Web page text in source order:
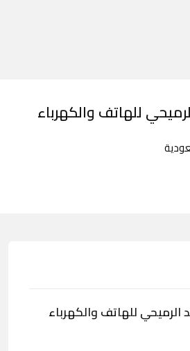
للهاتف والكهرباء
للهاتف والكهرباء